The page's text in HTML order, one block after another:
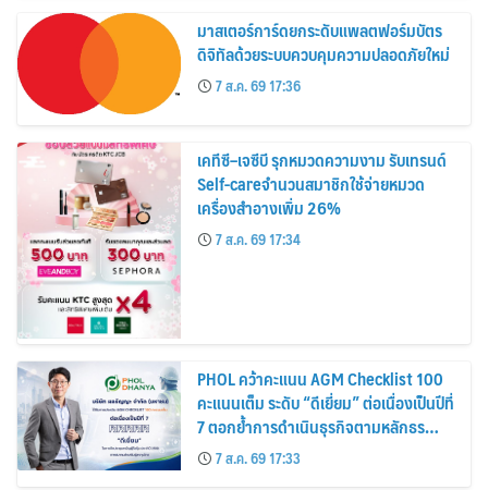
มาสเตอร์การ์ดยกระดับแพลตฟอร์มบัตร
ดิจิทัลด้วยระบบควบคุมความปลอดภัยใหม่
7 ส.ค. 69 17:36
เคทีซี–เจซีบี รุกหมวดความงาม รับเทรนด์
Self-careจำนวนสมาชิกใช้จ่ายหมวด
เครื่องสำอางเพิ่ม 26%
7 ส.ค. 69 17:34
PHOL คว้าคะแนน AGM Checklist 100
คะแนนเต็ม ระดับ “ดีเยี่ยม” ต่อเนื่องเป็นปีที่
7 ตอกย้ำการดำเนินธุรกิจตามหลักธร
รมาภิบาล โปร่งใส สร้างความเชื่อมั่นผู้ถือ
หุ้น
7 ส.ค. 69 17:33